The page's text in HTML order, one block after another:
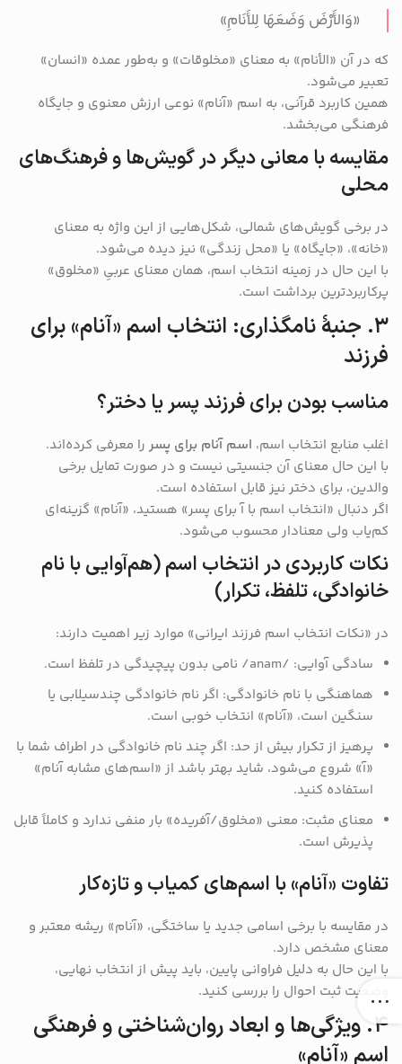
«وَالأَرْضَ وَضَعَهَا لِلأَنَامِ»
که در آن «الأنام» به معنای «مخلوقات» و به‌طور عمده «انسان»
تعبیر می‌شود.
همین کاربرد قرآنی، به اسم «آنام» نوعی ارزش معنوی و جایگاه
فرهنگی می‌بخشد.
مقایسه با معانی دیگر در گویش‌ها و فرهنگ‌های
محلی
در برخی گویش‌های شمالی، شکل‌هایی از این واژه به معنای
«خانه»، «جایگاه» یا «محل زندگی» نیز دیده می‌شود.
با این حال در زمینه انتخاب اسم، همان معنای عربیِ «مخلوق»
پرکاربردترین برداشت است.
۳. جنبهٔ نامگذاری: انتخاب اسم «آنام» برای
فرزند
مناسب بودن برای فرزند پسر یا دختر؟
اغلب منابع انتخاب اسم، اسم آنام برای پسر را معرفی کرده‌اند.
با این حال معنای آن جنسیتی نیست و در صورت تمایل برخی
والدین، برای دختر نیز قابل استفاده است.
اگر دنبال «انتخاب اسم با آ برای پسر» هستید، «آنام» گزینه‌ای
کم‌یاب ولی معنا‌دار محسوب می‌شود.
نکات کاربردی در انتخاب اسم (هم‌آوایی با نام
خانوادگی، تلفظ، تکرار)
در «نکات انتخاب اسم فرزند ایرانی» موارد زیر اهمیت دارند:
سادگی آوایی: /anam/ نامی بدون پیچیدگی در تلفظ است.
هماهنگی با نام خانوادگی: اگر نام خانوادگی چندسیلابی یا
سنگین است، «آنام» انتخاب خوبی است.
پرهیز از تکرار بیش از حد: اگر چند نام خانوادگی در اطراف شما با
«آ» شروع می‌شود، شاید بهتر باشد از «اسم‌های مشابه آنام»
استفاده کنید.
معنای مثبت: معنی «مخلوق/آفریده» بار منفی ندارد و کاملاً قابل
پذیرش است.
تفاوت «آنام» با اسم‌های کمیاب و تازه‌کار
در مقایسه با برخی اسامی جدید یا ساختگی، «آنام» ریشه معتبر و
معنای مشخص دارد.
با این حال به دلیل فراوانی پایین، باید پیش از انتخاب نهایی،
وضعیت ثبت احوال را بررسی کنید.
۴. ویژگی‌ها و ابعاد روان‌شناختی و فرهنگی
اسم «آنام»